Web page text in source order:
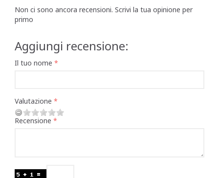
Non ci sono ancora recensioni. Scrivi la tua opinione per
primo
Aggiungi recensione:
Il tuo nome
Valutazione
Recensione